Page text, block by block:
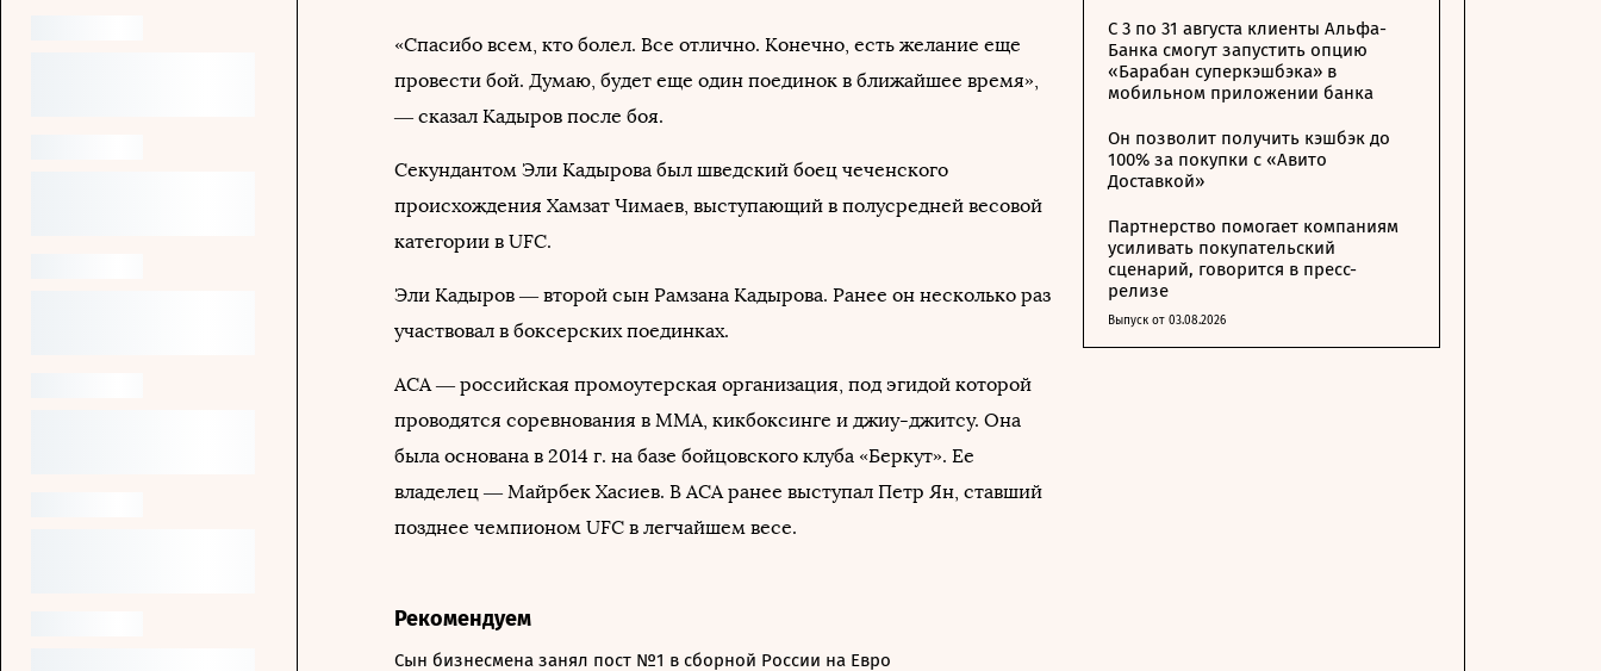
«Спасибо всем, кто болел. Все отлично. Конечно, есть желание еще
провести бой. Думаю, будет еще один поединок в ближайшее время»,
— сказал Кадыров после боя.
Секундантом Эли Кадырова был шведский боец чеченского
происхождения Хамзат Чимаев, выступающий в полусредней весовой
категории в UFС.
Эли Кадыров — второй сын Рамзана Кадырова. Ранее он несколько раз
участвовал в боксерских поединках.
ACA — российская промоутерская организация, под эгидой которой
проводятся соревнования в ММА, кикбоксинге и джиу-джитсу. Она
была основана в 2014 г. на базе бойцовского клуба «Беркут». Ее
владелец — Майрбек Хасиев. В АСА ранее выступал Петр Ян, ставший
позднее чемпионом UFC в легчайшем весе.
Рекомендуем
Сын бизнесмена занял пост №1 в сборной России на Евро
С 3 по 31 августа клиенты Альфа-
Банка смогут запустить опцию
«Барабан суперкэшбэка» в
мобильном приложении банка
Он позволит получить кэшбэк до
100% за покупки с «Авито
Доставкой»
Партнерство помогает компаниям
усиливать покупательский
сценарий, говорится в пресс-
релизе
Выпуск от 03.08.2026